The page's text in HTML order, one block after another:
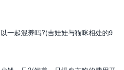
一起混养吗?(吉娃娃与猫咪相处的9